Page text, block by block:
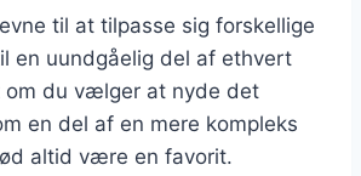
til at tilpasse sig forskellige
en uundgåelig del af ethvert
om du vælger at nyde det
en del af en mere kompleks
altid være en favorit.